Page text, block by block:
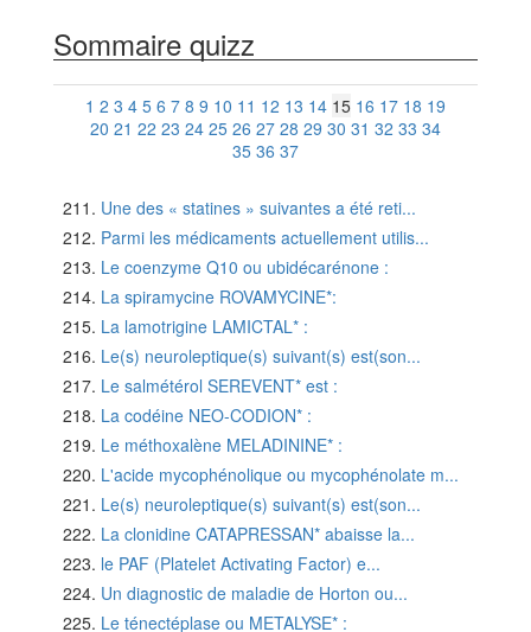
Sommaire quizz
1 2 3 4 5 6 7 8 9 10 11 12 13 14 15 16 17 18 19
20 21 22 23 24 25 26 27 28 29 30 31 32 33 34
35 36 37
Une des « statines » suivantes a été reti...
Parmi les médicaments actuellement utilis...
Le coenzyme Q10 ou ubidécarénone :
La spiramycine ROVAMYCINE*:
La lamotrigine LAMICTAL* :
Le(s) neuroleptique(s) suivant(s) est(son...
Le salmétérol SEREVENT* est :
La codéine NEO-CODION* :
Le méthoxalène MELADININE* :
L'acide mycophénolique ou mycophénolate m...
Le(s) neuroleptique(s) suivant(s) est(son...
La clonidine CATAPRESSAN* abaisse la...
le PAF (Platelet Activating Factor) e...
Un diagnostic de maladie de Horton ou...
Le ténectéplase ou METALYSE* :